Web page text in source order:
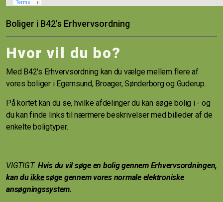
Boliger i B42's Erhvervsordning
Hvor vil du bo?
Med B42's Erhvervsordning kan du vælge mellem flere af
vores boliger i Egernsund, Broager, Sønderborg og Guderup.
På kortet kan du se, hvilke afdelinger du kan søge bolig i - og
du kan finde links til nærmere beskrivelser med billeder af de
enkelte boligtyper.
VIGTIGT: Hvis du vil søge en bolig gennem Erhvervsordningen,
kan duikkesøge gennem vores normale elektroniske
ansøgningssystem.